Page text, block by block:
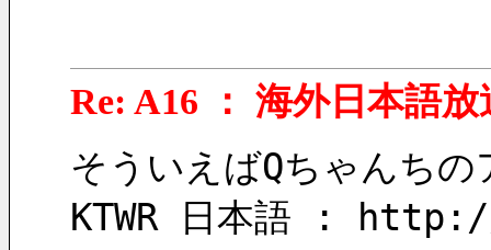
Re: A16 ： 海外日本語放
そういえばQちゃんち
KTWR 日本語 :